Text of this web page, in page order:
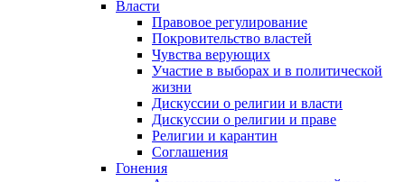
Власти
Правовое регулирование
Покровительство властей
Чувства верующих
Участие в выборах и в политической
жизни
Дискуссии о религии и власти
Дискуссии о религии и праве
Религии и карантин
Соглашения
Гонения